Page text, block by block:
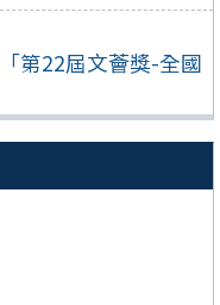
第22屆文薈獎-全國